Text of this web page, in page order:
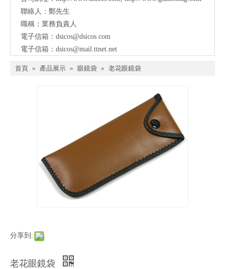
聯絡人：鄭先生
職稱：業務負責人
電子信箱： dsicos@dsicos.com
電子信箱： dsicos@mail.ttnet.net
首頁 » 產品展示 » 眼鏡袋 » 老花眼鏡袋
分享到:
老花眼鏡袋